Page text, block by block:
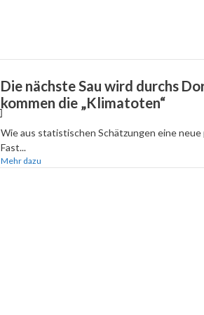
Die nächste Sau wird durchs
kommen die „Klimatoten“
Wie aus statistischen Schätzungen eine
Fast...
Mehr dazu